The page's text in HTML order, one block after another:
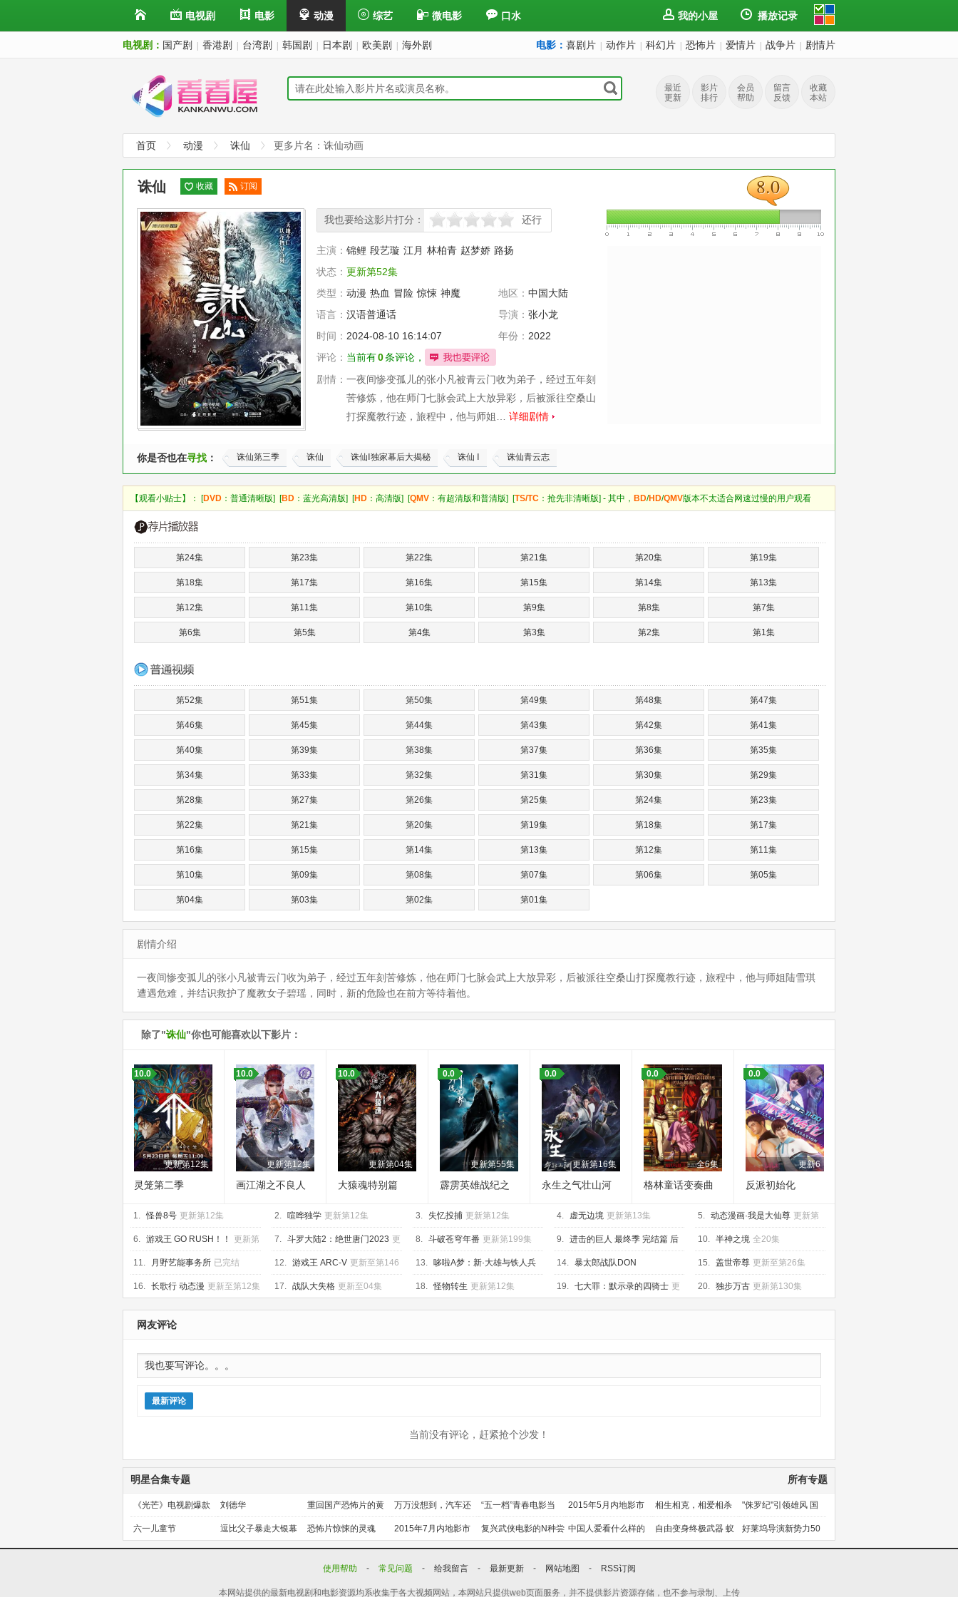
电视剧 电影 动漫 综艺 微电影 口水 我的小屋 播放记录
电视剧： 国产剧 香港剧 台湾剧 韩国剧 日本剧 欧美剧 海外剧 电影： 喜剧片 动作片 科幻片 恐怖片 爱情片 战争片 剧情片
最近
更新
影片
排行
会员
帮助
留言
反馈
收藏
本站
首页 动漫 诛仙 更多片名：诛仙动画
8.0
8.0
诛仙 收藏
订阅
阅
我也要给这影片打分：
很差较差 还行推荐 力荐 还行
主演： 锦鲤 段艺璇 江月 林柏青 赵梦娇 路扬
状态： 更新第52集
类型： 动漫 热血 冒险 惊悚 神魔 地区： 中国大陆
语言： 汉语普通话 导演： 张小龙
时间： 2024-08-10 16:14:07 年份： 2022
评论： 当前有0条评论，
剧情： 一夜间惨变孤儿的张小凡被青云门收为弟子，经过五年刻
苦修炼，他在师门七脉会武上大放异彩，后被派往空桑山
打探魔教行迹，旅程中，他与师姐… 详细剧情
你是否也在寻找 ： 诛仙第三季 诛仙 诛仙Ⅰ独家幕后大揭秘 诛仙 Ⅰ 诛仙青云志
【观看小贴士】： [DVD ：普通清晰版] [BD ：蓝光高清版] [HD ：高清版] [QMV ：有超清版和普清版] [TS/TC ：抢先非清晰版] - 其中， BD/HD/QMV版本不太适合网速过慢的用户观看
第24集 第23集 第22集 第21集 第20集 第19集
第18集 第17集 第16集 第15集 第14集 第13集
第12集 第11集 第10集 第9集 第8集 第7集
第6集 第5集 第4集 第3集 第2集 第1集
第52集 第51集 第50集 第49集 第48集 第47集
第46集 第45集 第44集 第43集 第42集 第41集
第40集 第39集 第38集 第37集 第36集 第35集
第34集 第33集 第32集 第31集 第30集 第29集
第28集 第27集 第26集 第25集 第24集 第23集
第22集 第21集 第20集 第19集 第18集 第17集
第16集 第15集 第14集 第13集 第12集 第11集
第10集 第09集 第08集 第07集 第06集 第05集
第04集 第03集 第02集 第01集
剧情介绍
一夜间惨变孤儿的张小凡被青云门收为弟子，经过五年刻苦修炼，他在师门七脉会武上大放异彩，后被派往空桑山打探魔教行迹，旅程中，他与师姐陆雪琪
遭遇危难，并结识救护了魔教女子碧瑶，同时，新的危险也在前方等待着他。
除了"诛仙"你也可能喜欢以下影片：
更新第12集
10.0
灵笼第二季
更新第12集
10.0
画江湖之不良人
更新第04集
10.0
大猿魂特别篇
更新第55集
0.0
霹雳英雄战纪之
更新第16集
0.0
永生之气壮山河
全6集
0.0
格林童话变奏曲
更新6
0.0
反派初始化
1. 怪兽8号 更新第12集 2. 喧哗独学 更新第12集 3. 失忆投捕 更新第12集 4. 虚无边境 更新第13集 5. 动态漫画·我是大仙尊 更新第
287集
6. 游戏王 GO RUSH！！ 更新第
145集
7. 斗罗大陆2：绝世唐门2023 更
新第153集
8. 斗破苍穹年番 更新第199集 9. 进击的巨人 最终季 完结篇 后
篇 HD中字
10. 半神之境 全20集
11. 月野艺能事务所 已完结 12. 游戏王 ARC-V 更新至第146
集
13. 哆啦A梦：新·大雄与铁人兵
团 已完结
14. 暴太郎战队DON
BROTHERS 已完结
15. 盖世帝尊 更新至第26集
16. 长歌行 动态漫 更新至第12集 17. 战队大失格 更新至04集 18. 怪物转生 更新第12集 19. 七大罪：默示录的四骑士 更
新至17集
20. 独步万古 更新第130集
网友评论
最新评论
当前没有评论，赶紧抢个沙发！
所有专题
明星合集专题
《光芒》电视剧爆款
预定！
刘德华 重回国产恐怖片的黄
金时代
万万没想到，汽车还
能干这个？
“五一档”青春电影当
道
2015年5月内地影市
前瞻
相生相克，相爱相杀 "侏罗纪"引领雄风 国
产片下旬逆袭
六一儿童节 逗比父子暴走大银幕 恐怖片惊悚的灵魂 2015年7月内地影市
前瞻
复兴武侠电影的N种尝
试
中国人爱看什么样的
喜剧？
自由变身终极武器 蚁
人能力使用者大盘点
好莱坞导演新势力50
人上篇
使用帮助
- 常见问题 - 给我留言 - 最新更新 - 网站地图 - RSS订阅
本网站提供的最新电视剧和电影资源均系收集于各大视频网站，本网站只提供web页面服务，并不提供影片资源存储，也不参与录制、上传